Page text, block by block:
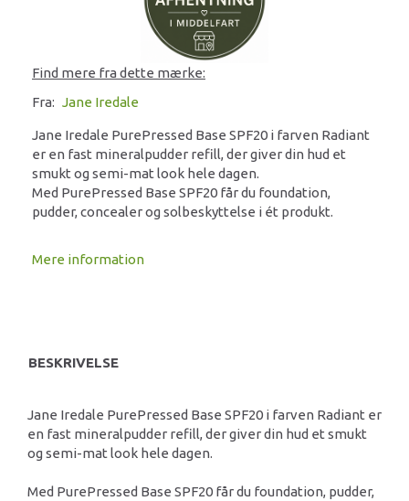
Find mere fra dette mærke:
Fra: Jane Iredale
Jane Iredale PurePressed Base SPF20 i farven Radiant
er en fast mineralpudder refill, der giver din hud et
smukt og semi-mat look hele dagen.
Med PurePressed Base SPF20 får du foundation,
pudder, concealer og solbeskyttelse i ét produkt.
Mere information
BESKRIVELSE
Jane Iredale PurePressed Base SPF20 i farven Radiant er
en fast mineralpudder refill, der giver din hud et smukt
og semi-mat look hele dagen.
Med PurePressed Base SPF20 får du foundation, pudder,